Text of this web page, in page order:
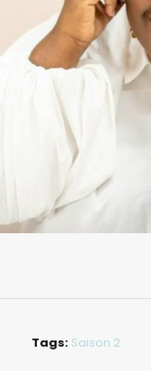
Tags: Saison 2